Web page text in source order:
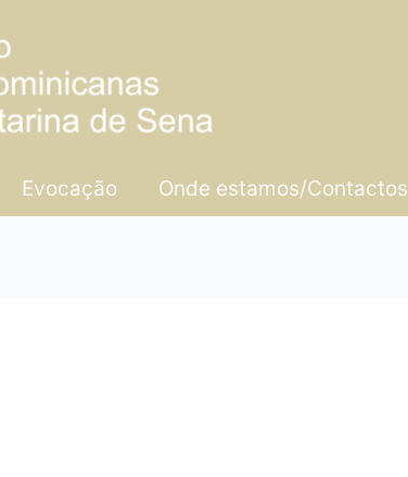
Evocação Onde estamos/Contactos